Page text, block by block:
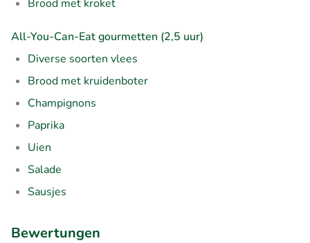
Brood met kroket
All-You-Can-Eat gourmetten (2,5 uur)
Diverse soorten vlees
Brood met kruidenboter
Champignons
Paprika
Uien
Salade
Sausjes
Bewertungen